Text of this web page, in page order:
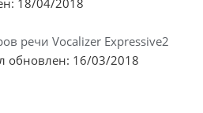
речи Vocalizer Expressive2
обновлен: 16/03/2018